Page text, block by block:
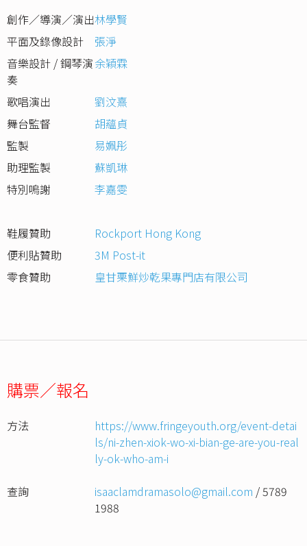
創作／導演／演出林學賢
平面及錄像設計
張淨
音樂設計 / 鋼琴演
奏
余穎霖
歌唱演出
劉汶熹
舞台監督
胡蘊貞
監製
易姵彤
助理監製
蘇凱琳
特別嗚謝
李嘉雯
鞋履贊助
Rockport Hong Kong
便利貼贊助
3M Post-it
零食贊助
皇甘栗鮮炒乾果專門店有限公司
購票／報名
方法
https://www.fringeyouth.org/event-detai
ls/ni-zhen-xiok-wo-xi-bian-ge-are-you-real
ly-ok-who-am-i
查詢
isaaclamdramasolo@gmail.com / 5789
1988